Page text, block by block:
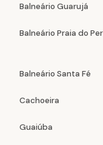
Balneário Guarujá
Balneário Praia do
Balneário Santa Fé
Cachoeira
Guaiúba